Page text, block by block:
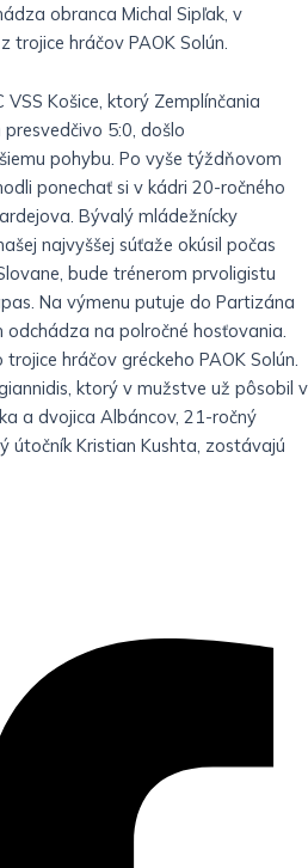
obranca Michal Sipľak, v
hráčov PAOK Solún.
Košice, ktorý Zemplínčania
5:0, došlo
pohybu. Po vyše týždňovom
ponechať si v kádri 20-ročného
Bývalý mládežnícky
najvyššej súťaže okúsil počas
bude trénerom prvoligistu
Na výmenu putuje do Partizána
odchádza na polročné hosťovania.
hráčov gréckeho PAOK Solún.
ktorý v mužstve už pôsobil v
a dvojica Albáncov, 21-ročný
útočník Kristian Kushta, zostávajú